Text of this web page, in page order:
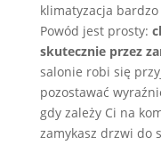
klimatyzacja
Powód jest prosty:
skutecznie przez
salonie robi się
pozostawać
gdy zależy Ci na
zamykasz drzwi do